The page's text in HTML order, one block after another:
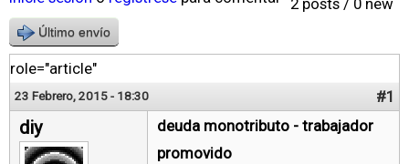
2 posts / 0 new
Último envío
role="article"
23 Febrero, 2015 - 18:30 #1
diy
deuda monotributo - trabajador
promovido